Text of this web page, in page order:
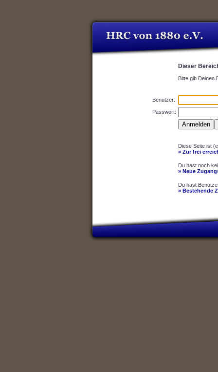
Dieser
Bitte gib Deinen
Benutzer:
Passwort:
Diese Seite ist
» Zur frei
Du hast noch
» Neue
Du hast
» Bestehende